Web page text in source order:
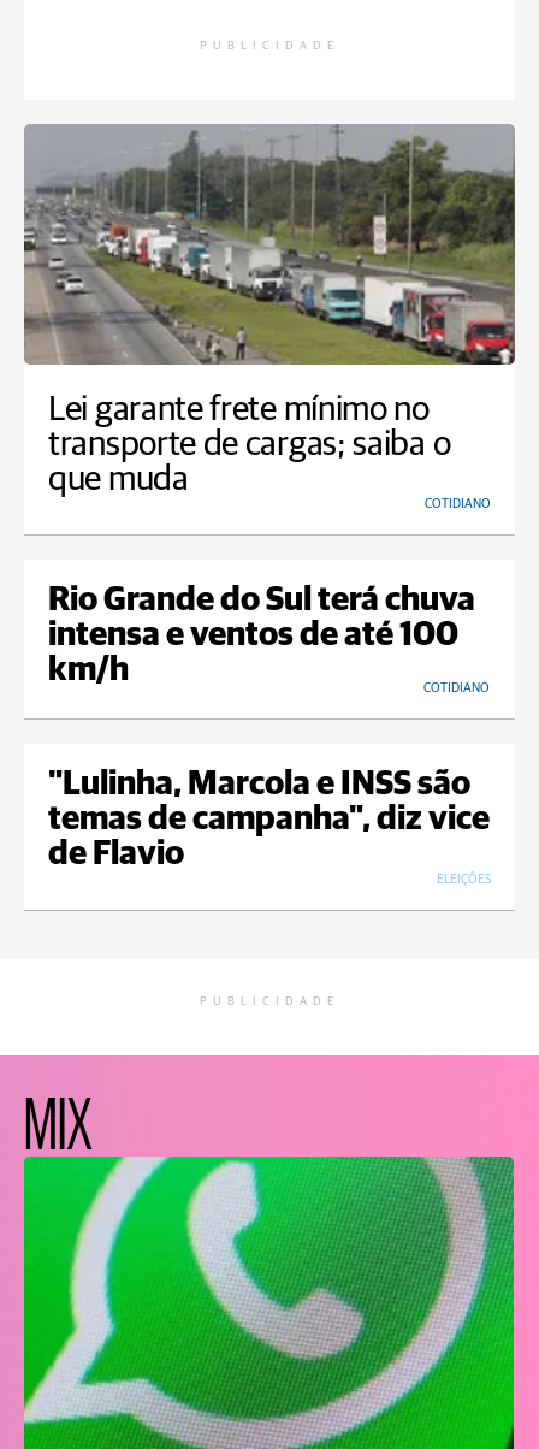
PUBLICIDADE
Lei garante frete mínimo no
transporte de cargas; saiba o
que muda
COTIDIANO
Rio Grande do Sul terá chuva
intensa e ventos de até 100
km/h
COTIDIANO
"Lulinha, Marcola e INSS são
temas de campanha", diz vice
de Flavio
ELEIÇÕES
PUBLICIDADE
MIX